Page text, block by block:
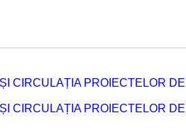
CIRCULAȚIA PROIECTELOR DE
CIRCULAȚIA PROIECTELOR DE